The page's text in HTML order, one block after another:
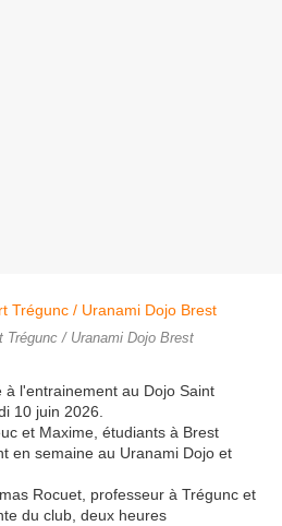
Trégunc / Uranami Dojo Brest
à l'entrainement au Dojo Saint
10 juin 2026.
et Maxime, étudiants à Brest
en semaine au Uranami Dojo et
Rocuet, professeur à Trégunc et
du club, deux heures